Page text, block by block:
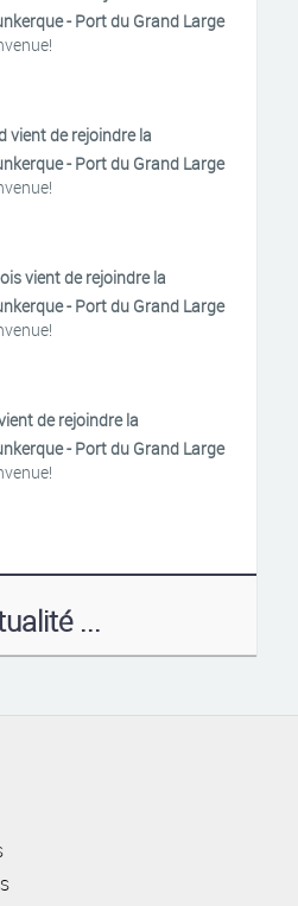
- Port du Grand Large
vient de rejoindre la
- Port du Grand Large
vient de rejoindre la
- Port du Grand Large
de rejoindre la
- Port du Grand Large
...